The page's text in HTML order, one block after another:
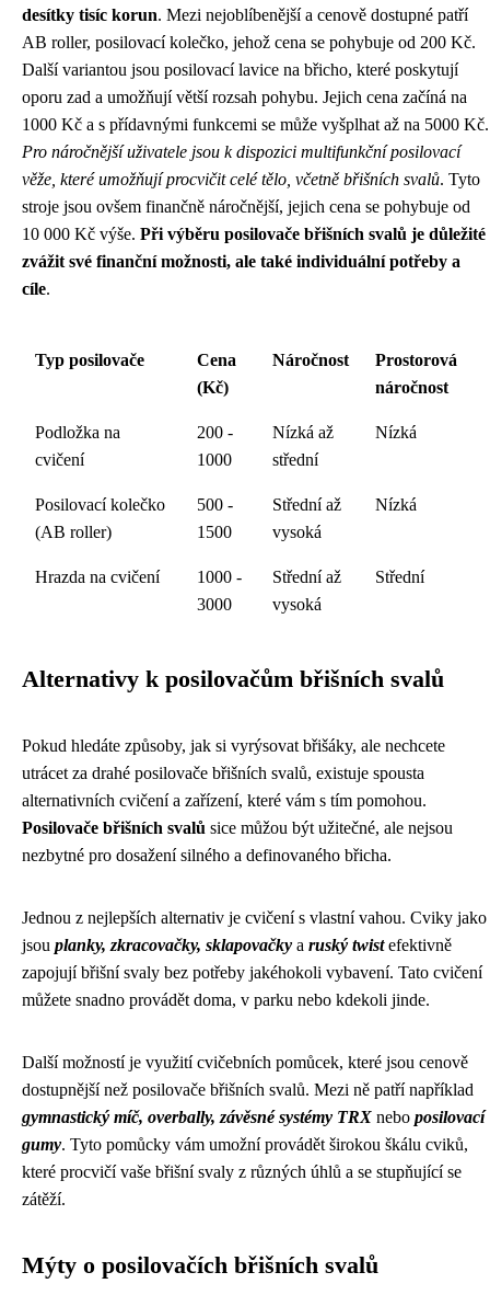
desítky tisíc korun. Mezi nejoblíbenější a cenově dostupné patří
AB roller, posilovací kolečko, jehož cena se pohybuje od 200 Kč.
Další variantou jsou posilovací lavice na břicho, které poskytují
oporu zad a umožňují větší rozsah pohybu. Jejich cena začíná na
1000 Kč a s přídavnými funkcemi se může vyšplhat až na 5000 Kč.
Pro náročnější uživatele jsou k dispozici multifunkční posilovací
věže, které umožňují procvičit celé tělo, včetně břišních svalů. Tyto
stroje jsou ovšem finančně náročnější, jejich cena se pohybuje od
10 000 Kč výše. Při výběru posilovače břišních svalů je důležité
zvážit své finanční možnosti, ale také individuální potřeby a
cíle.
Typ posilovače
Cena
(Kč)
Náročnost
Prostorová
náročnost
Podložka na
cvičení
200 -
1000
Nízká až
střední
Nízká
Posilovací kolečko
(AB roller)
500 -
1500
Střední až
vysoká
Nízká
Hrazda na cvičení
1000 -
3000
Střední až
vysoká
Střední
Alternativy k posilovačům břišních svalů
Pokud hledáte způsoby, jak si vyrýsovat břišáky, ale nechcete
utrácet za drahé posilovače břišních svalů, existuje spousta
alternativních cvičení a zařízení, které vám s tím pomohou.
Posilovače břišních svalů sice můžou být užitečné, ale nejsou
nezbytné pro dosažení silného a definovaného břicha.
Jednou z nejlepších alternativ je cvičení s vlastní vahou. Cviky jako
jsou planky, zkracovačky, sklapovačky a ruský twistefektivně
zapojují břišní svaly bez potřeby jakéhokoli vybavení. Tato cvičení
můžete snadno provádět doma, v parku nebo kdekoli jinde.
Další možností je využití cvičebních pomůcek, které jsou cenově
dostupnější než posilovače břišních svalů. Mezi ně patří například
gymnastický míč, overbally, závěsné systémy TRX nebo posilovací
gumy. Tyto pomůcky vám umožní provádět širokou škálu cviků,
které procvičí vaše břišní svaly z různých úhlů a se stupňující se
zátěží.
Mýty o posilovačích břišních svalů